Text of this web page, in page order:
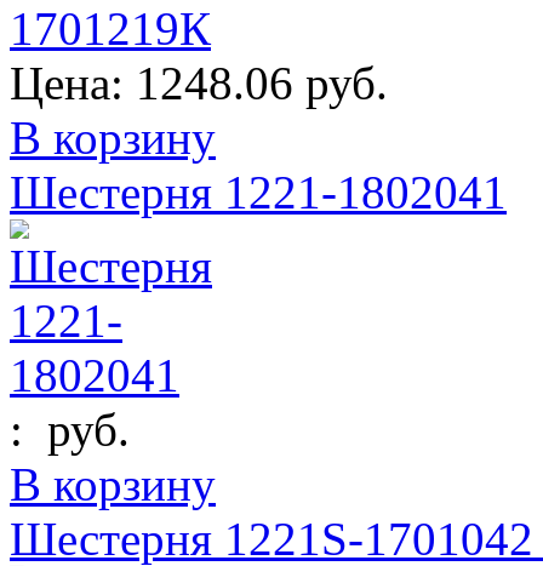
Цена: 1248.06 руб.
В корзину
Шестерня 1221-1802041
: руб.
В корзину
Шестерня 1221S-